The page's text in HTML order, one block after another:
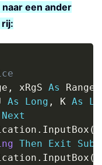
een ander
rij:
, xRgS As Range
As Long , K As
Next
. InputBox (
Then Exit
Sub
. InputBox (